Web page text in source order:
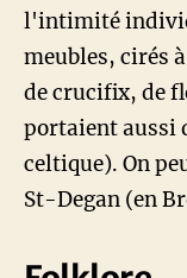
l'intimité
meubles, cirés
de crucifix, de
portaient aussi
celtique). On
St-Degan (en